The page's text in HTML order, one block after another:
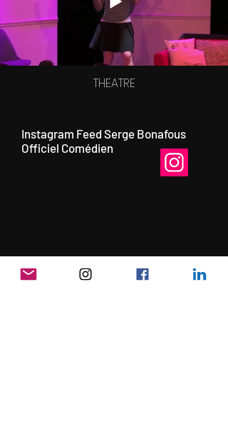
THEATRE
Instagram Feed Serge Bonafous
Officiel Comédien